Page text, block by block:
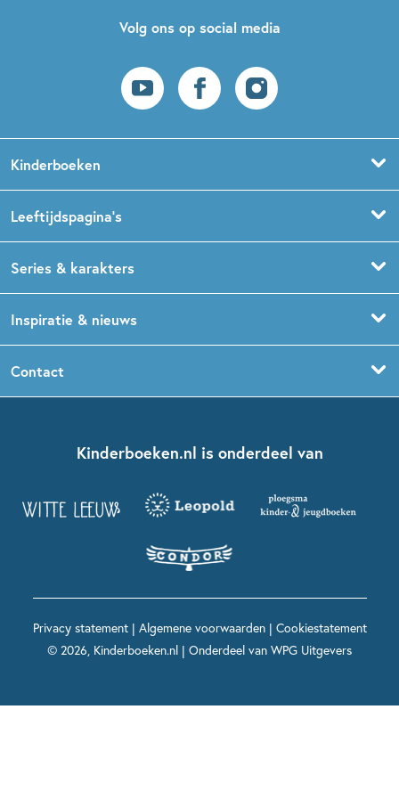
Volg ons op social media
Kinderboeken
Prentenboeken
Babyboeken
Sprookjesboeken
Kinderboeken diversiteit
Grappige kinderboeken
Spannende kinderboeken
Leeftijdspagina’s
Boekentips 1,5 - 3 jaar
Boekentips 5 - 7 jaar
Boekentips 12+ jaar
Voor volwassenen
Series & karakters
Dog Man
Spekkie en Sproet
Maxi & Helium
Inspiratie & nieuws
Kinderjury
Voor het onderwijs
Contact
Kinderboeken.nl is onderdeel van
Privacy statement| Algemene voorwaarden| Cookiestatement
© 2026, Kinderboeken.nl | Onderdeel van WPG Uitgevers